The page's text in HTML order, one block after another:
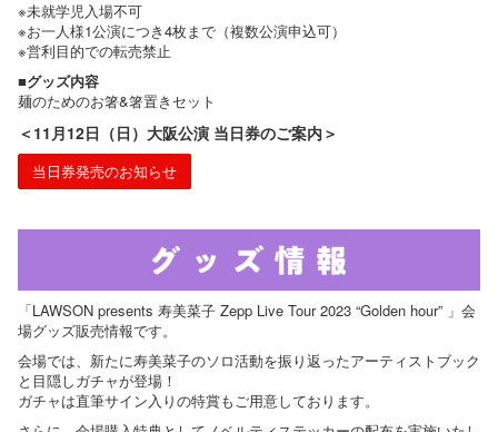
※未就学児入場不可
※お一人様1公演につき4枚まで（複数公演申込可）
※営利目的での転売禁止
■グッズ内容
麺のためのお箸&箸置きセット
＜11月12日（日）大阪公演 当日券のご案内＞
当日券発売のお知らせ
「LAWSON presents 寿美菜子 Zepp Live Tour 2023 “Golden hour” 」会
場グッズ販売情報です。
会場では、新たに寿美菜子のソロ活動を振り返ったアーティストブック
と目隠しガチャが登場！
ガチャは直筆サイン入りの特賞もご用意しております。